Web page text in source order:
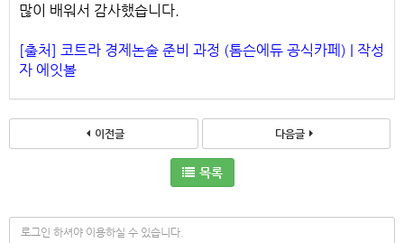
많이 배워서 감사했습니다.
[출처] 코트라 경제논술 준비 과정 (톰슨에듀 공식카페) | 작성
자 에잇볼
이전글 다음글
목록